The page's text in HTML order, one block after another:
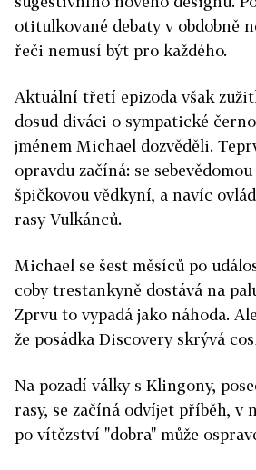
otitulkované debaty v obdobně
řeči nemusí být pro každého.
Aktuální třetí epizoda však
dosud diváci o sympatické
jménem Michael dozvěděli.
opravdu začíná: se
špičkovou vědkyní, a navíc
rasy Vulkánců.
Michael se šest měsíců po
coby trestankyně dostává na
Zprvu to vypadá jako náhoda.
že posádka Discovery skrývá
Na pozadí války s Klingony,
rasy, se začíná odvíjet příběh, v
po vítězství "dobra" může